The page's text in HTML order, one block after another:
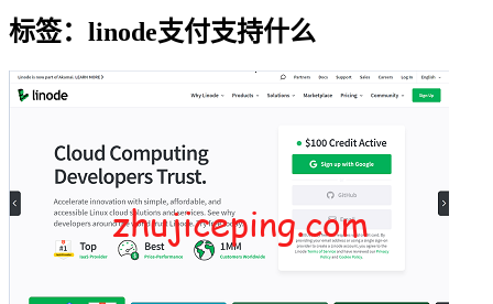
标签：linode支付支持什么